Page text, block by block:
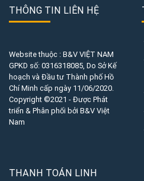
THÔNG TIN LIÊN HỆ
Website thuộc : B&V VIỆT NAM
GPKD số: 0316318085 , Do Sở Kế
hoạch và Đầu tư Thành phố Hồ
Chí Minh cấp ngày 11/06/2020.
Copyright ©2021 - Được Phát
triển & Phân phối bởi B&V Việt
Nam
THANH TOÁN LINH